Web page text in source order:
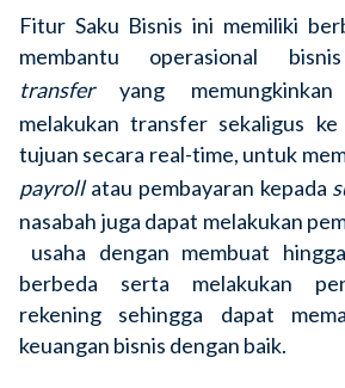
Fitur Saku Bisnis ini memiliki
membantu operasional
transferyang memungkinkan
melakukan transfer sekaligus
tujuan secara real-time, untuk
payrollatau pembayaran kepada
nasabah juga dapat melakukan
usaha dengan membuat
berbeda serta melakukan
rekening sehingga dapat
keuangan bisnis dengan baik.